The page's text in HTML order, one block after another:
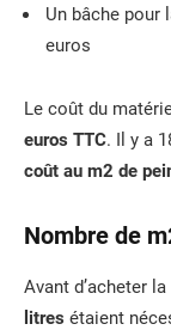
Un bâche pour
euros
Le coût du
euros TTC. Il y a
coût au m2 de
Nombre de
Avant d’acheter
litres étaient